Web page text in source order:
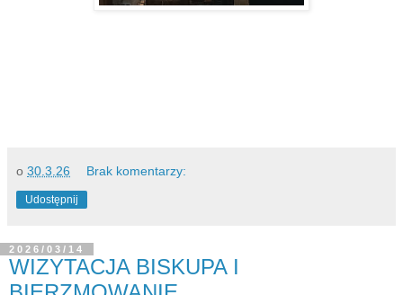
o 30.3.26 Brak komentarzy:
Udostępnij
2026/03/14
WIZYTACJA BISKUPA I